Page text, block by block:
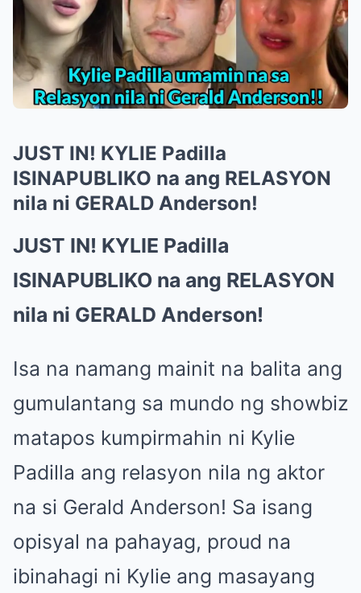
JUST IN! KYLIE Padilla
ISINAPUBLIKO na ang RELASYON
nila ni GERALD Anderson!
JUST IN! KYLIE Padilla
ISINAPUBLIKO na ang RELASYON
nila ni GERALD Anderson!
Isa na namang mainit na balita ang
gumulantang sa mundo ng showbiz
matapos kumpirmahin ni Kylie
Padilla ang relasyon nila ng aktor
na si Gerald Anderson! Sa isang
opisyal na pahayag, proud na
ibinahagi ni Kylie ang masayang